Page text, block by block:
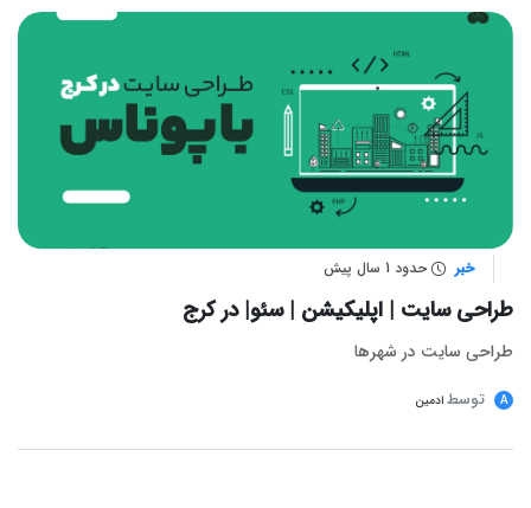
خبر حدود 1 سال پیش
طراحی سایت | اپلیکیشن | سئو| در کرج
طراحی سایت در شهرها
A توسط ادمین